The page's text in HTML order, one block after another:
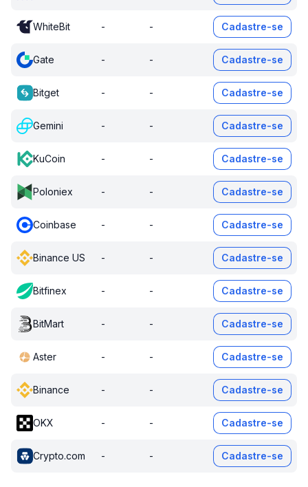
WhiteBit - - Cadastre-se
Gate - - Cadastre-se
Bitget - - Cadastre-se
Gemini - - Cadastre-se
KuCoin - - Cadastre-se
Poloniex - - Cadastre-se
Coinbase - - Cadastre-se
Binance US - - Cadastre-se
Bitfinex - - Cadastre-se
BitMart - - Cadastre-se
Aster - - Cadastre-se
Binance - - Cadastre-se
OKX - - Cadastre-se
Crypto.com - - Cadastre-se